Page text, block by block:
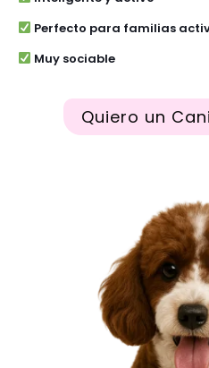
Perfecto para familias
Muy sociable
Quiero un